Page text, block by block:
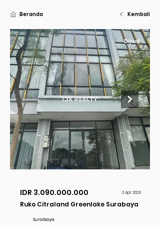
Beranda Kembali
Dijual
IDR 3.090.000.000 3 Apr 2025
Ruko Citraland Greenlake Surabaya
Surabaya